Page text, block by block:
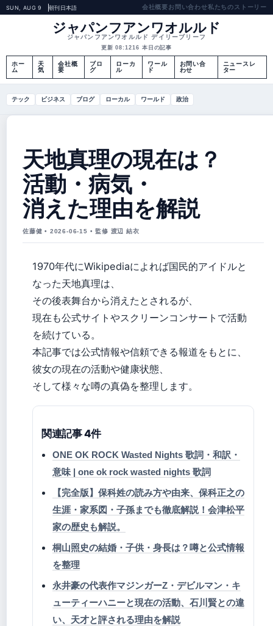
SUN, AUG 9 朝刊日本語 会社概要お問い合わせ私たちのストーリー
ジャパンフアンワオルルド
ジャパンフアンワオルルド デイリーブリーフ
更新 08:1216 本日の記事
ホー
ム
天
気
会社概
要
ブロ
グ
ローカ
ル
ワール
ド
お問い合
わせ
ニュースレ
ター
テック ビジネス ブログ ローカル ワールド 政治
天地真理の現在は？
活動・病気・
消えた理由を解説
佐藤健 • 2026-06-15 • 監修 渡辺 結衣
1970年代にWikipediaによれば国民的アイドルと
なった天地真理は、
その後表舞台から消えたとされるが、
現在も公式サイトやスクリーンコンサートで活動
を続けている。
本記事では公式情報や信頼できる報道をもとに、
彼女の現在の活動や健康状態、
そして様々な噂の真偽を整理します。
関連記事 4件
ONE OK ROCK Wasted Nights 歌詞・和訳・
意味 | one ok rock wasted nights 歌詞
【完全版】保科姓の読み方や由来、保科正之の
生涯・家系図・子孫までも徹底解説！会津松平
家の歴史も解説。
桐山照史の結婚・子供・身長は？噂と公式情報
を整理
永井豪の代表作マジンガーZ・デビルマン・キ
ューティーハニーと現在の活動、石川賢との違
い、天才と評される理由を解説